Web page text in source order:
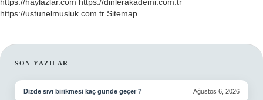
https://ustunelmusluk.com.tr Sitemap
SIDEBAR
SON YAZILAR
Dizde sıvı birikmesi kaç günde geçer ? Ağustos 6, 2026